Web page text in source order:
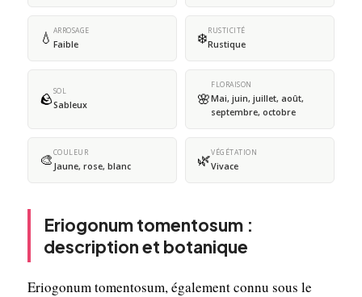
💧 ARROSAGE
Faible ❄️RUSTICITÉ
Rustique
🪨SOL
Sableux 🌸
FLORAISON
Mai, juin, juillet, août,
septembre, octobre
🎨COULEUR
Jaune, rose, blanc 🌿VÉGÉTATION
Vivace
Eriogonum tomentosum :
description et botanique
Eriogonum tomentosum, également connu sous le